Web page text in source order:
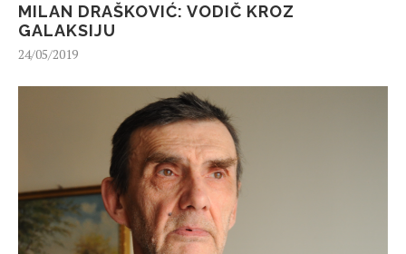
MILAN DRAŠKOVIĆ: VODIČ KROZ
GALAKSIJU
24/05/2019